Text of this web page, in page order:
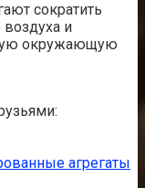
сократить
и
окружающую
агрегаты